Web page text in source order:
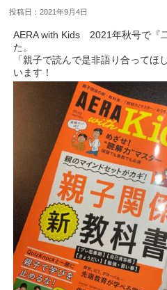
投稿日：2021年9月4日
AERA with Kids 2021年秋号で『
た。
「親子で読んで是非語り合ってほ
います！